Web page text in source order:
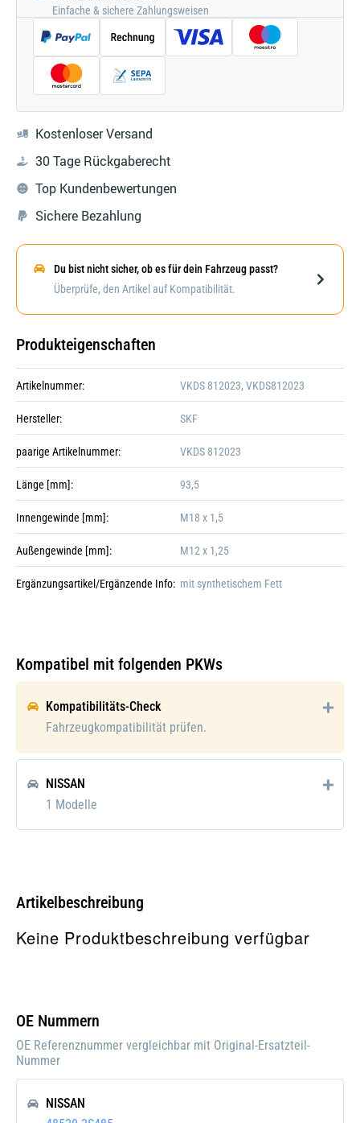
Einfache & sichere Zahlungsweisen
Kostenloser Versand
30 Tage Rückgaberecht
Top Kundenbewertungen
Sichere Bezahlung
Darstellung kann abweichen
Galerie öffnen
Du bist nicht sicher, ob es für dein Fahrzeug passt?
Überprüfe, den Artikel auf Kompatibilität.
Produkteigenschaften
Artikelnummer: VKDS 812023, VKDS812023
Hersteller: SKF
paarige Artikelnummer: VKDS 812023
Länge [mm]: 93,5
Innengewinde [mm]: M18 x 1,5
Außengewinde [mm]: M12 x 1,25
Ergänzungsartikel/Ergänzende Info: mit synthetischem Fett
Kompatibel mit folgenden PKWs
Kompatibilitäts-Check
Fahrzeugkompatibilität prüfen.
NISSAN
1 Modelle
Artikelbeschreibung
Keine Produktbeschreibung verfügbar
OE Nummern
OE Referenznummer vergleichbar mit Original-Ersatzteil-
Nummer
NISSAN